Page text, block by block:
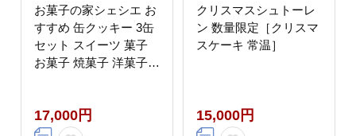
お菓子の家シェシエ お
すすめ 缶クッキー 3缶
セット スイーツ 菓子
お菓子 焼菓子 洋菓子
17,000円
クリスマスシュトーレ
ン 数量限定［クリスマ
スケーキ 常温］
15,000円